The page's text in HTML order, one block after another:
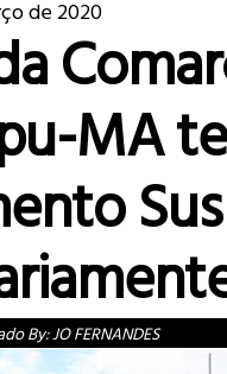
de 2020
MA
By:JO FERNANDES